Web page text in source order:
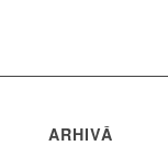
ARHIVĂ